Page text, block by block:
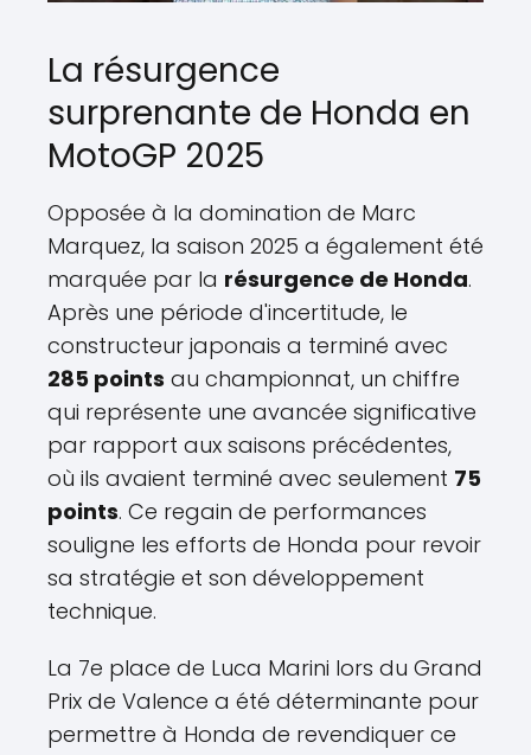
La résurgence
surprenante de Honda en
MotoGP 2025
Opposée à la domination de Marc
Marquez, la saison 2025 a également été
marquée par la résurgence de Honda.
Après une période d'incertitude, le
constructeur japonais a terminé avec
285 points au championnat, un chiffre
qui représente une avancée significative
par rapport aux saisons précédentes,
où ils avaient terminé avec seulement 75
points. Ce regain de performances
souligne les efforts de Honda pour revoir
sa stratégie et son développement
technique.
La 7e place de Luca Marini lors du Grand
Prix de Valence a été déterminante pour
permettre à Honda de revendiquer ce